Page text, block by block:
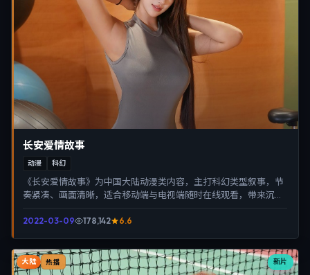
长安爱情故事
动漫 科幻
《长安爱情故事》为中国大陆动漫类内容，主打科幻类型叙事，节
奏紧凑、画面清晰，适合移动端与电视端随时在线观看，带来沉浸
2022-03-09 178,142 6.6
新片
大陆 热播